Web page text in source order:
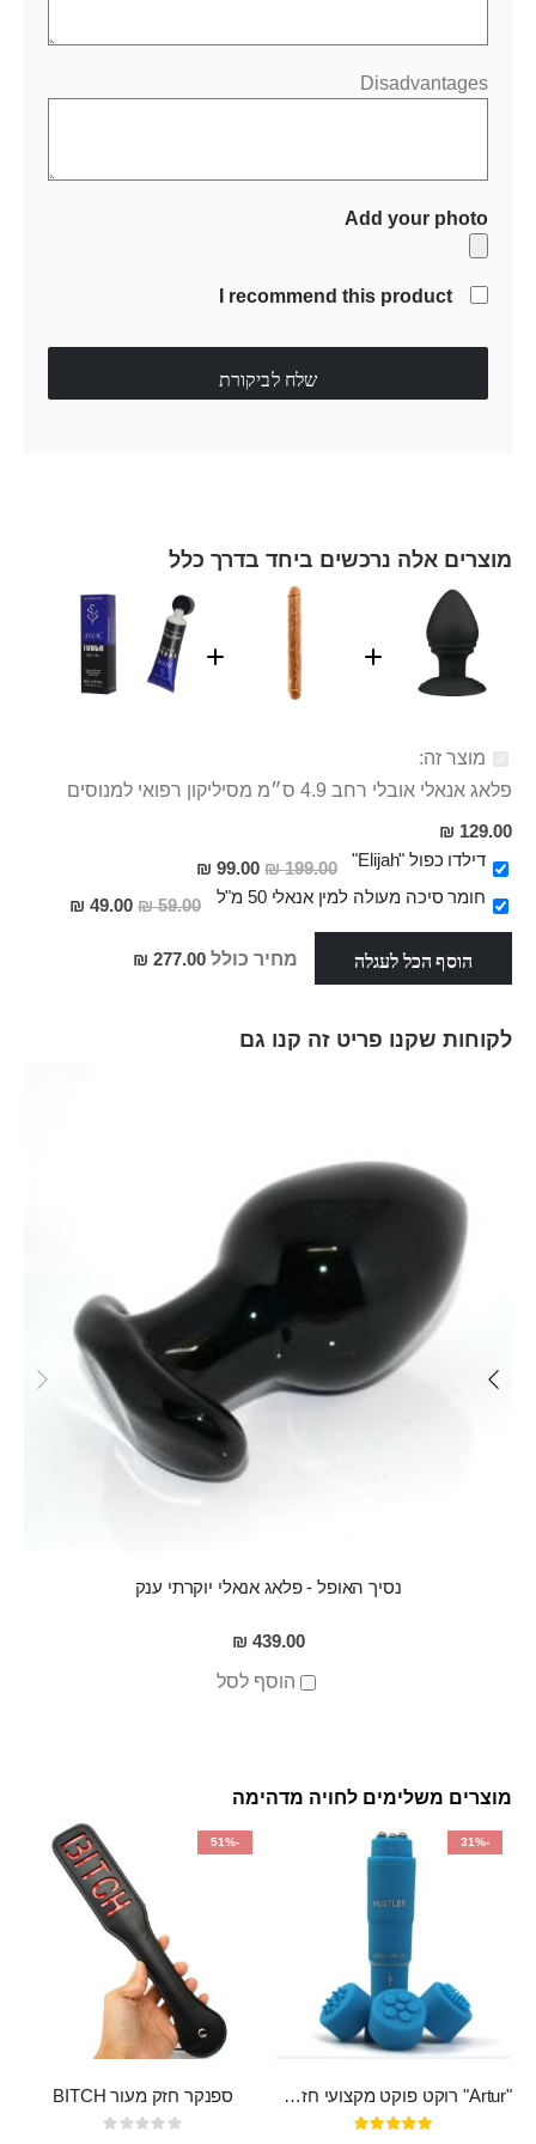
Disadvantages
Add your photo
I recommend this product
שלח לביקורת
מוצרים אלה נרכשים ביחד בדרך כלל
מוצר זה:
פלאג אנאלי אובלי רחב 4.9 ס״מ מסיליקון רפואי למנוסים
129.00 ₪
דילדו כפול "Elijah"
199.00 ₪
מחיר
מבצע
99.00 ₪
חומר סיכה מעולה למין אנאלי 50 מ"ל
59.00 ₪
מחיר
49.00 ₪
הוסף הכל לעגלה מחיר כולל 277.00 ₪
לקוחות שקנו פריט זה קנו גם
נסיך האופל - פלאג אנאלי יוקרתי ענק
439.00 ₪
הוסף לסל
מוצרים משלימים לחויה מדהימה
-31%
"Artur" רוקט פוקט מקצועי חזק במיוחד
דירוג:
-51%
ספנקר חזק מעור BITCH
Rating: